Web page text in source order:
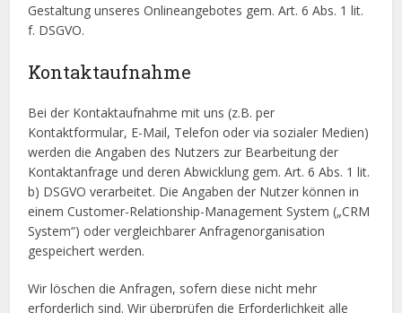
Gestaltung unseres Onlineangebotes gem. Art. 6 Abs. 1 lit.
f. DSGVO.
Kontaktaufnahme
Bei der Kontaktaufnahme mit uns (z.B. per
Kontaktformular, E-Mail, Telefon oder via sozialer Medien)
werden die Angaben des Nutzers zur Bearbeitung der
Kontaktanfrage und deren Abwicklung gem. Art. 6 Abs. 1 lit.
b) DSGVO verarbeitet. Die Angaben der Nutzer können in
einem Customer-Relationship-Management System („CRM
System“) oder vergleichbarer Anfragenorganisation
gespeichert werden.
Wir löschen die Anfragen, sofern diese nicht mehr
erforderlich sind. Wir überprüfen die Erforderlichkeit alle